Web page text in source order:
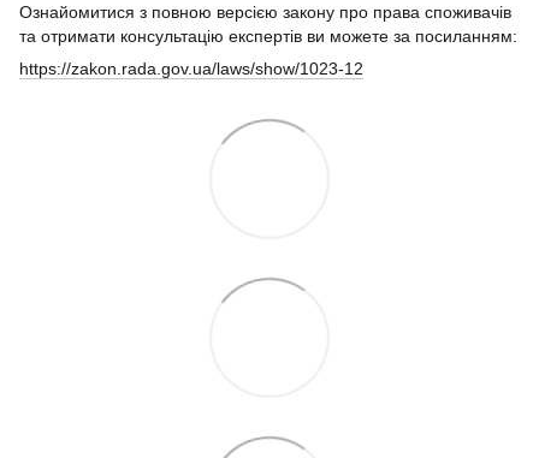
Ознайомитися з повною версією закону про права споживачів
та отримати консультацію експертів ви можете за посиланням:
https://zakon.rada.gov.ua/laws/show/1023-12